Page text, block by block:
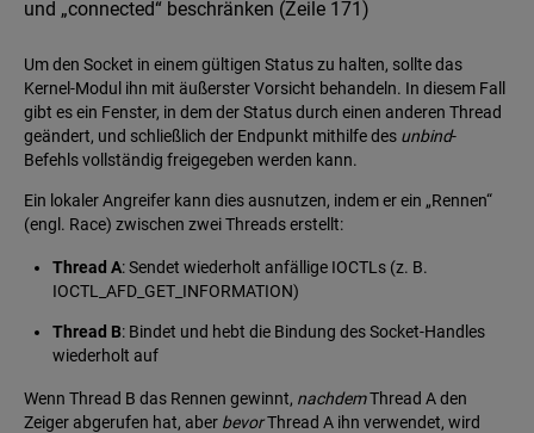
und „connected“ beschränken (Zeile 171)
Um den Socket in einem gültigen Status zu halten, sollte das
Kernel-Modul ihn mit äußerster Vorsicht behandeln. In diesem Fall
gibt es ein Fenster, in dem der Status durch einen anderen Thread
geändert, und schließlich der Endpunkt mithilfe des unbind-
Befehls vollständig freigegeben werden kann.
Ein lokaler Angreifer kann dies ausnutzen, indem er ein „Rennen“
(engl. Race) zwischen zwei Threads erstellt:
Thread A: Sendet wiederholt anfällige IOCTLs (z. B.
IOCTL_AFD_GET_INFORMATION)
Thread B: Bindet und hebt die Bindung des Socket-Handles
wiederholt auf
Wenn Thread B das Rennen gewinnt, nachdemThread A den
Zeiger abgerufen hat, aber bevorThread A ihn verwendet, wird